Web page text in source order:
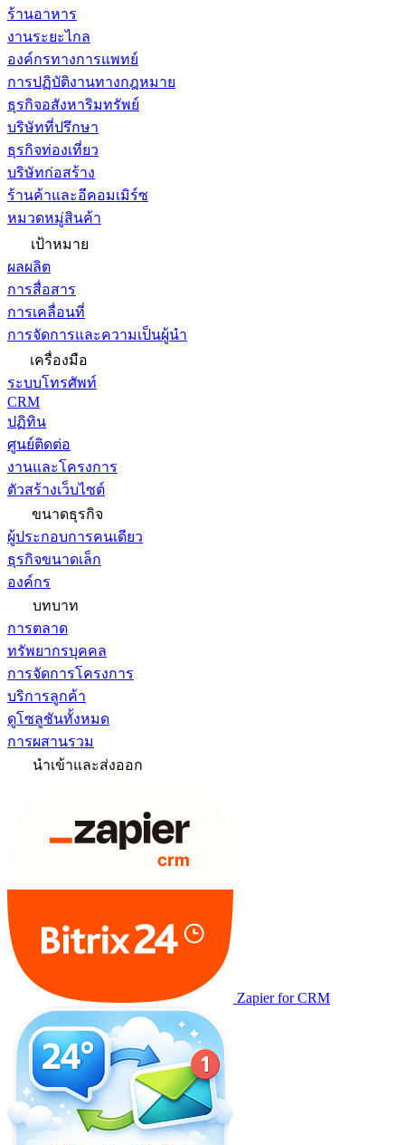
ร้านอาหาร
งานระยะไกล
องค์กรทางการแพทย์
การปฏิบัติงานทางกฎหมาย
ธุรกิจอสังหาริมทรัพย์
บริษัทที่ปรึกษา
ธุรกิจท่องเที่ยว
บริษัทก่อสร้าง
ร้านค้าและอีคอมเมิร์ซ
หมวดหมู่สินค้า
เป้าหมาย
ผลผลิต
การสื่อสาร
การเคลื่อนที่
การจัดการและความเป็นผู้นำ
เครื่องมือ
ระบบโทรศัพท์
CRM
ปฏิทิน
ศูนย์ติดต่อ
งานและโครงการ
ตัวสร้างเว็บไซต์
ขนาดธุรกิจ
ผู้ประกอบการคนเดียว
ธุรกิจขนาดเล็ก
องค์กร
บทบาท
การตลาด
ทรัพยากรบุคคล
การจัดการโครงการ
บริการลูกค้า
ดูโซลูชันทั้งหมด
การผสานรวม
นำเข้าและส่งออก
Zapier for CRM